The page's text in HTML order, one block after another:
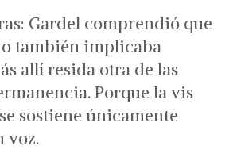
Gardel comprendió que
también implicaba
allí resida otra de las
Porque la vis
sostiene únicamente
voz.